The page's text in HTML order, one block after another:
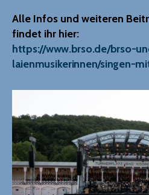
Alle Infos und weiteren
findet ihr hier:
https://www.brso.de/brso-
laienmusikerinnen/singen-